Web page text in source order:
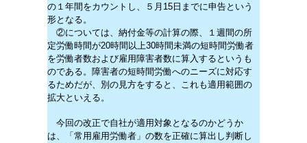
の１年間をカウントし、５月15日までに申告という
形となる。
②については、納付金等の計算の際、１週間の所
定労働時間が20時間以上30時間未満の短時間労働者
を労働者数および雇用障害者数に算入するというも
のである。障害者の短時間労働へのニーズに対応す
るためだが、別の見方をすると、これも適用範囲の
拡大といえる。
今回の改正で自社が適用対象となるのかどうか
は、「常用雇用労働者」の数を正確に算出し判断し